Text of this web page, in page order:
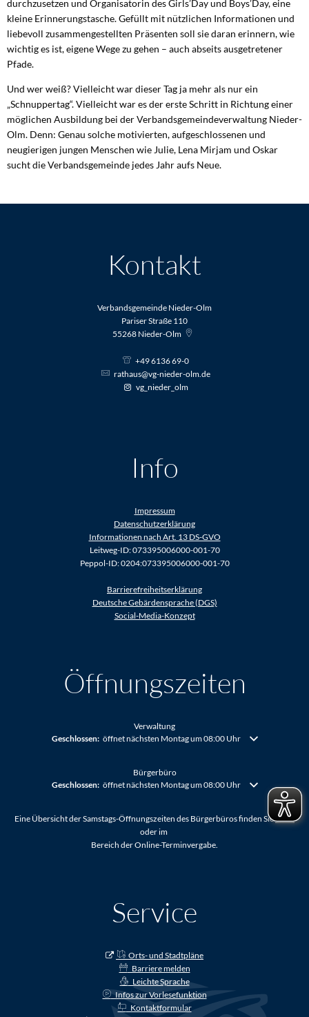
durchzusetzen und Organisatorin des Girls’Day und Boys’Day, eine
kleine Erinnerungstasche. Gefüllt mit nützlichen Informationen und
liebevoll zusammengestellten Präsenten soll sie daran erinnern, wie
wichtig es ist, eigene Wege zu gehen – auch abseits ausgetretener
Pfade.
Und wer weiß? Vielleicht war dieser Tag ja mehr als nur ein
„Schnuppertag“. Vielleicht war es der erste Schritt in Richtung einer
möglichen Ausbildung bei der Verbandsgemeindeverwaltung Nieder-
Olm. Denn: Genau solche motivierten, aufgeschlossenen und
neugierigen jungen Menschen wie Julie, Lena Mirjam und Oskar
sucht die Verbandsgemeinde jedes Jahr aufs Neue.
Kontakt
Verbandsgemeinde Nieder-Olm
Pariser Straße 110
55268 Nieder-Olm
+49 6136 69-0
rathaus@vg-nieder-olm.de
vg_nieder_olm
Info
Impressum
Datenschutzerklärung
Informationen nach Art. 13 DS-GVO
Leitweg-ID: 073395006000-001-70
Peppol-ID: 0204:073395006000-001-70
Barrierefreiheitserklärung
Deutsche Gebärdensprache (DGS)
Social-Media-Konzept
Öffnungszeiten
Verwaltung
Klicken, um weitere Öffnungs- oder Schließzeiten auszublenden
Geschlossen: öffnet nächsten Montag um 08:00 Uhr
Bürgerbüro
Klicken, um weitere Öffnungs- oder Schließzeiten auszublenden
Geschlossen: öffnet nächsten Montag um 08:00 Uhr
Eine Übersicht der Samstags-Öffnungszeiten des Bürgerbüros finden SieHIER
oder im
Bereich der Online-Terminvergabe.
Service
Orts- und Stadtpläne
Barriere melden
Leichte Sprache
Infos zur Vorlesefunktion
Kontaktformular